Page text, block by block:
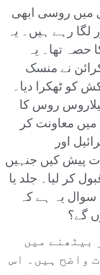
میں روسی ابھی
لگا رہے ہیں۔ یہ
حصہ تھا۔ یہ
نے منسک
کو ٹھکرا دیا۔
روس کا
معاونت کر
اور
پیش کیں جنہیں
کر لیا۔ جلد یا
یہ ہے کہ
گے؟
بیٹھنے میں
واضح ہیں۔ اس